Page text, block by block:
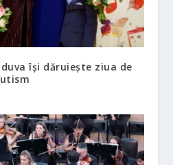
își dăruiește ziua de